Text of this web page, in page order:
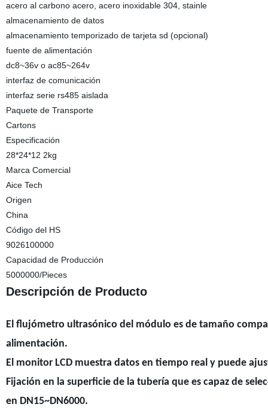
acero al carbono acero, acero inoxidable 304, stainle
almacenamiento de datos
almacenamiento temporizado de tarjeta sd (opcional)
fuente de alimentación
dc8~36v o ac85~264v
interfaz de comunicación
interfaz serie rs485 aislada
Paquete de Transporte
Cartons
Especificación
28*24*12 2kg
Marca Comercial
Aice Tech
Origen
China
Código del HS
9026100000
Capacidad de Producción
5000000/Pieces
Descripción de Producto
El flujómetro ultrasónico del módulo es de tamaño
alimentación.
El monitor LCD muestra datos en tiempo real y puede
Fijación en la superficie de la tubería que es capaz de
en DN15~DN6000.